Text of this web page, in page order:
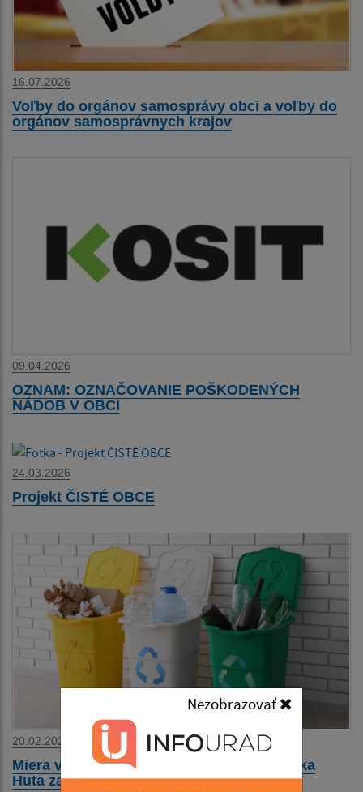
Nezobrazovať
16.07.2026
Voľby do orgánov samosprávy obci a voľby do
orgánov samosprávnych krajov
09.04.2026
OZNAM: OZNAČOVANIE POŠKODENÝCH
NÁDOB V OBCI
24.03.2026
Projekt ČISTÉ OBCE
20.02.2026
Miera vytriedenia odpadov v obci Stebnícka
Huta za rok 2025